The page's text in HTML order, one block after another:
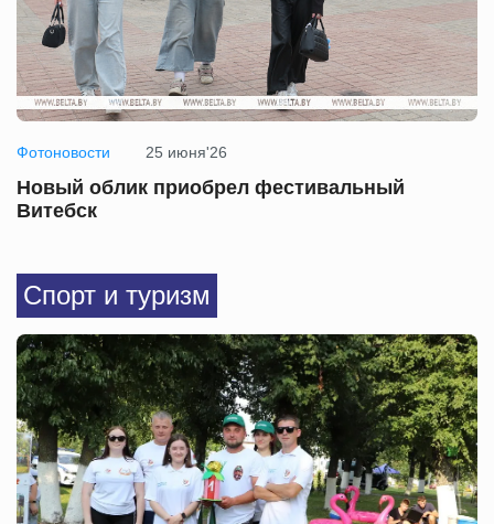
Фотоновости 25 июня'26
Новый облик приобрел фестивальный
Витебск
Спорт и туризм